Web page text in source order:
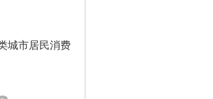
城市居民消费